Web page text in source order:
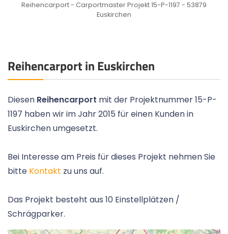
Reihencarport - Carportmaster Projekt 15-P-1197 - 53879
Euskirchen
Reihencarport in Euskirchen
Diesen Reihencarport mit der Projektnummer 15-P-
1197 haben wir im Jahr 2015 für einen Kunden in
Euskirchen umgesetzt.
Bei Interesse am Preis für dieses Projekt nehmen Sie
bitte Kontakt zu uns auf.
Das Projekt besteht aus 10 Einstellplätzen /
Schrägparker.